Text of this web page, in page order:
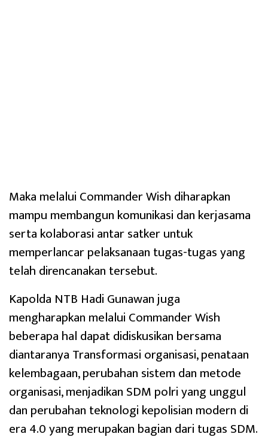
Maka melalui Commander Wish diharapkan
mampu membangun komunikasi dan kerjasama
serta kolaborasi antar satker untuk
memperlancar pelaksanaan tugas-tugas yang
telah direncanakan tersebut.
Kapolda NTB Hadi Gunawan juga
mengharapkan melalui Commander Wish
beberapa hal dapat didiskusikan bersama
diantaranya Transformasi organisasi, penataan
kelembagaan, perubahan sistem dan metode
organisasi, menjadikan SDM polri yang unggul
dan perubahan teknologi kepolisian modern di
era 4.0 yang merupakan bagian dari tugas SDM.